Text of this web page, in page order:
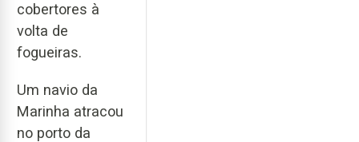
cobertores à
volta de
fogueiras.
Um navio da
Marinha atracou
no porto da